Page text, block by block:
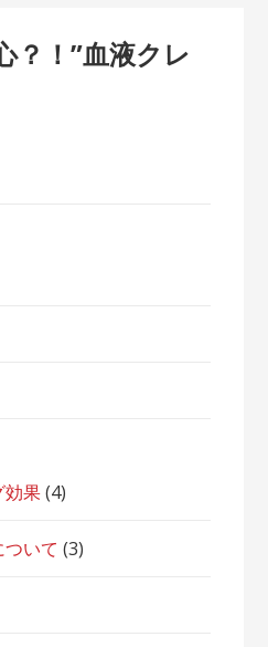
？！”血液クレ
効果(4)
いて (3)